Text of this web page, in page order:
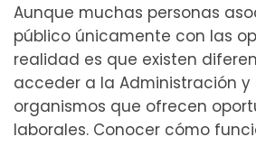
Aunque muchas personas
público únicamente con las
realidad es que existen
acceder a la Administración y
organismos que ofrecen
laborales. Conocer cómo